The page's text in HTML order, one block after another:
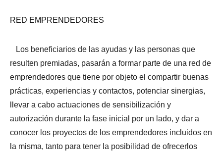
RED EMPRENDEDORES
Los beneficiarios de las ayudas y las personas que
resulten premiadas, pasarán a formar parte de una red de
emprendedores que tiene por objeto el compartir buenas
prácticas, experiencias y contactos, potenciar sinergias,
llevar a cabo actuaciones de sensibilización y
autorización durante la fase inicial por un lado, y dar a
conocer los proyectos de los emprendedores incluidos en
la misma, tanto para tener la posibilidad de ofrecerlos